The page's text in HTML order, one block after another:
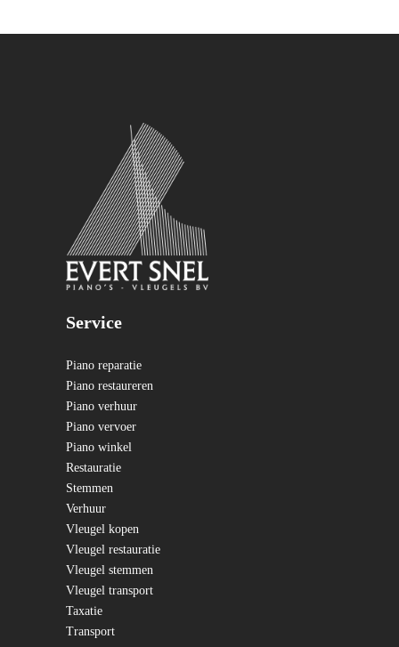
Service
Piano reparatie
Piano restaureren
Piano verhuur
Piano vervoer
Piano winkel
Restauratie
Stemmen
Verhuur
Vleugel kopen
Vleugel restauratie
Vleugel stemmen
Vleugel transport
Taxatie
Transport